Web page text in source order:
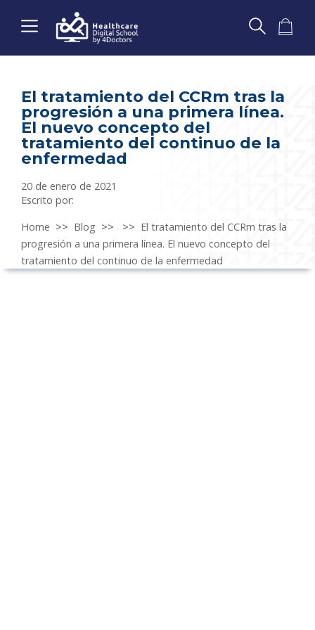
El tratamiento del CCRm tras la
progresión a una primera línea.
El nuevo concepto del
tratamiento del continuo de la
enfermedad
20 de enero de 2021
Escrito por:
Home >> Blog >> >> El tratamiento del CCRm tras la
progresión a una primera línea. El nuevo concepto del
tratamiento del continuo de la enfermedad